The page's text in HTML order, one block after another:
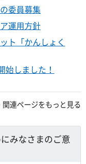
委員募集
運用方針
ト「かんしょく
始しました！
関連ページをもっと見る
みなさまのご意